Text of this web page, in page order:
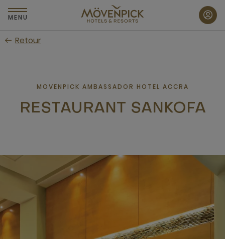
Passer
au
principal
MENU
Retour
MOVENPICK AMBASSADOR HOTEL ACCRA
RESTAURANT SANKOFA